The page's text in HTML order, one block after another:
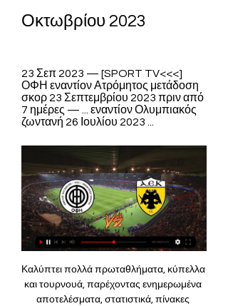
Οκτωβρίου 2023
23 Σεπ 2023 — [SPORT TV<<<]
ΟΦΗ εναντίον Ατρόμητος μετάδοση
σκορ 23 Σεπτεμβρίου 2023 πριν από
7 ημέρες — ... εναντίον Ολυμπιακός
ζωντανή 26 Ιουλίου 2023 ...
Καλύπτει πολλά πρωταθλήματα, κύπελλα και τουρνουά, παρέχοντας ενημερωμένα αποτελέσματα, στατιστικά, πίνακες πρωταθλημάτων και πληροφορίες για τους αγώνες. Θα βρείτε live αγώνες για όλα τα ελληνικά πρωταθλήματα Super League, Super League 2, Greek Cup, Super League Women, U19 Super League, Γ' Εθνική αλλά και τα δημοφιλή όπως UEFA Champions League, UEFA Europa League, Premier League, LaLiga, Bundesliga, Serie A, Ligue 1. Επίσης, προσφέρουμε 3D ζωντανές οπτικοποιήσεις σε πραγματικό χρόνο παρέχοντας μια μοναδική εμπειρία στον επισκέπτη μεταφέροντας στην οθόνη του με play-by-play όλα όσα συμβαίνουν στον αγώνα. Συνολικά, το MagicGoals παρέχει όλες τις απαραίτητες πληροφορίες για τους λάτρεις του ποδοσφαίρου. Παρέχουμε τις πιο πολύτιμες πληροφορίες (ζωντανά αποτελέσματα, βαθμολογίες, σερί, στατιστικά αγώνων, συγκρίσεις ομάδων, κορυφαίοι σκόρερ και πολλά άλλα) για 21 αθλήματα! Παρακολούθησε ζωντανά ποδόσφαιρο, μπάσκετ κλπ με καταπληκτικά γραφικά και την πιο γρήγορη live ενημέρωση. 

ΟΦΗ live scores, αποτελέσματα, πρόγραμμα, ΟΦΗ - ΑΕΚ live | ΠΟΔΟΣΦΑΙΡΟ, ΕλλάδαΒΟΗΘΕΙΑ: Βρίσκεστε στην σελίδα με τα σκορ της ομάδας ΟΦΗ, στο τμήμα ΠΟΔΟΣΦΑΙΡΟ/Ελλάδα. Το Flashscore. gr προσφέρει ζωντανά σκορ, τελικά και επί μέρους αποτελέσματα, βαθμολογίες και λεπτομέρειες αγώνων (σκόρερ, κόκκινες & κίτρινες κάρτες, σύγκριση αποδόσεων, κτλ) για την ομάδα ΟΦΗ. Εκτός από τα σκορ της ομάδας ΟΦΗ, μπορείτε να παρακολουθήσετε 1000+ διοργανώσεις ποδοσφαίρου από 90+ χώρες σε όλο τον κόσμο, μέσω του Flashscore. 

Ο Παπάζογλου είναι η μοναδική απουσία των γηπεδούχων 20:29 Ξεκινάει εντός ολίγου το ματς, στον αγωνιστικό χώρο οι δύο ομάδες. 20:31 Όρκος νίκης από τους παίκτες των δύο ομάδων στο "Γεντί Κουλέ". 20:33 1' Κεφαλιά του Πόνσε, έπειτα από εκτέλεση κόρνερ, η μπάλα πάνω από την εστία του Σωτηρίου 20:35 3' Απειλεί ο ΟΦΗ! Ο Μιχόγεβιτς βρήκε την μπάλα σε μια αναμπουμπούλα, αλλά αυτή σταμάτησε στον Τσόσιτς, που έδιωξε 20:36 4' Καλή στιγμή για τον ΟΦΗ. 

(ζωντανά hd) Άρης Κηφισιά και ζωντανή μετάδοση 1 Λαμία - ΟΦΗ 2-1 τελικό σκορ. SD. SDNA. 06:55. 90+4' Λήξη στο. [[ΖΩΝΤΑΝΉ ΜΕΤΆΔΟΣΗ-]] Ντιναμό εναντίον ΑΕΚ Αθηνών μεταδόσεις σήμερα TV της Superleague. Στα ...

ΟΦΗ-ΑΕΚ LIVESkip to primary navigation Skip to main content Live ΟΦΗ-ΑΕΚ για την 7η αγωνιστική της Superleague την Δευτέρα 2 Οκτωβρίου στις 20:00. Παρακολούθησε τον αγώνα στο magicgoals με Live streaming περιγραφή και με Play-by-Play Real-time Visualization μαζί με όλα τα αναλυτικά στατιστικά του ματς. Ποιος θα κερδίσει; Ζήσε όλη την δράση της ΑΕΚ με τον ΟΦΗ με 3D γραφική απεικόνιση, στατιστική ανάλυση και παρουσίαση όλων των συμβάντων online στην οθόνη σου. Μείνε ενημερωμένος για την αγαπημένη σου ομάδα σε απευθείας σύνδεση με την ζωντανή εξέλιξη του αγώνα και σε όποια συσκευή επιθυμείς και απόλαυσε την δράση χάρη στην ευχρηστία που σου προσφέρει το magicgoals. live Ακολούθησε τα links για να ανακαλύψεις ζωντανά γεγονότα: *ισχύουν όροι και προϋποθέσεις | ΕΕΕΠ | 21+ | Παίξε Υπεύθυνα Τα μεγάλα ντέρμπι σε Live Streaming Δες τον αγώνα ζωντανά από κινητό Τεράστια συλλογή Live παιχνιδιών Μπορώ να παρακολουθήσω αγώνες με ζωντανή εικόνα; Φυσικά! Ενημερώσου για τις 7 καλύτερες πλατφόρμες που προσφέρουν καθημερινά live streaming σε ένα μεγάλο αριθμό αθλητικών γεγονότων από όλα τα πρωταθλήματα και όλες τις μεγάλες διοργανώσεις. 

[LIVE Ζω!] ΠΑΟΚ vs Παναθηναϊκός Live Streaming - Κανάλι πριν από 7 ώρες — ΑΕΚ Αθήνα ζωντανή 2022 25 Σεπτεμβρίουπριν από Panathinaikos - PAOK Ζωντανή μετάδοση Super Cup πριν από 2 ημέρες — ΠΑΟΚ ...

15/09/2023 - 10:54 Η ΚΕΔ γνωστοποίησε τους διαιτητές που θα "σφυρίξουν" τους αγώνες της 4ης αγωνιστικής της Super League. 14/09/2023 - 17:04 Ο διεθνής Κοσταρικανός μπηκε στις προπονήσεις του Άρη-Μέρος του προγράμματος ακολούθησε ο Εμβοντό 14/09/2023 - 15:20 Ο Γιώργος Δεληζήσης γύρισε στον Άρη-Κλείνει την καριέρα του στους Κίτρινους όπως είχε πει σε συνέντευξή του στη NOVA 14/09/2023 - 14:20 Το ΠΑΟΚ-Άρης (17/9, 20:30) έχει μία ακόμη ιδιαιτερότητα για δύο από τα νέα πρόσωπα του παιχνιδιού 14/09/2023 - 12:30 Ανεβάζουν ρυθμούς οι «Κιτρινόμαυροι» εν όψει του κυριακάτικου - εκτός έδρας - ντέρμπι με τον «Δικέφαλο» (Γήπεδο Τούμπας, 20:30, NOVA SPORTS PRIME) 13/09/2023 - 14:39 Ο Άρης έκλεισε το καλοκαιρινό μεταγραφικό παζάρι, κι ενώ ακόμη τρέχει η αγορά ελεύθερων παικτών, ανεβάζοντας την ποδοσφαιρική χρηματιστηριακή του αξία σε σχέση με την ίδια περίοδο πέρυσι - Ποια τα οικονομικά δεδομένα του ρόστερ 13/09/2023 - 11:36 Η νταμπλούχος Ελλάδας, ΑΕΚ ολοκλήρωσε τις μεταγραφικές της κινήσεις και το Novasports. 

Ημίχρονο στο Ηράκλειο. ΟΦΗ-ΑΕΚ 0-2 Η Ένωση ήταν το απόλυτο αφεντικό της αναμέτρησης στο πρώτο μέρος και έβαλε γερές βάσεις για τη νίκη. Ο Μπακασέτας άνοιξε το σκορ στο 20' με δυνατό σουτ και ο Γκάλο ζευγάρωσε τα τέρματα της ομάδας του στο 32' με εκτέλεση φάουλ. Λίγο πριν, ο Κομεσίδης άφησε την ομάδα του με δέκα, καθώς σταμάτησε αντικανονικά τον Κλωναρίδη, που έβγαινε φάτσα με τον Σωτηρίου. 21:34 Έναρξη στο δεύτερο μέρος! 21:43 53' Σουτ του Κυριακίδη, μπλόκαρε ο Μπάρκας. 54' Καλή στιγμή για τον ΟΦΗ. Κεφαλιά του Αραβίδη, σε ετοιμότητα ο Μπάρκας 21:47 58' Αλλαγή για την ΑΕΚ. Γιαννιώτας αντί Κλωναρίδη 21:49 60' Επίθεση για τον ΟΦΗ, που έδειχνε να είναι με καλές προϋποθέσεις, αλλά ήταν offside ο Πλατέλλας 21:51 Πιο καλό το πρόσωπο του ΟΦΗ στο δεύτερο μέρος. 

[[ΒΛΈΠΩ ΤΗΛΕΌΡΑΣΗ*]++] Ρέιντζερς εναντίον Ολυμπιακός TO EMPOWER, UPLIFT, AND PROVIDE AID TO COMMUNITIES IN OKLAHOMA. WITH LEADERSHIP THROUGH CIVIC ENGAGEMENT, EDUCATIONAL OUTREACH, HEALTH AND WELLNESS, AND ...

21:07 35' Πολύ μεγάλη ευκαιρία για την ΑΕΚ. Γύρισμα του Μάνταλου (που θα μπορούσε να τελειώσει μόνος του τη φάση) μέσα στην περιοχή, για τον Πόνσε, που δεν μπόρεσε να βρει την μπάλα. Ήταν offside ο Αργεντινός. 21:08 36' Κίτρινη ο Γαλανόπουλος, για φάουλ στον Πλατέλλα 21:09 21:11 39' Διπλή προσπάθεια (η μια με το αριστερό, η άλλη με το δεξί) του Μπακασέτα, η μπάλα εκτός. 21:12 Ο Γκάλο λίγο πριν κάνει το 2-0 21:17 21:18 Ένα λεπτό οι καθυστερήσεις, που ήδη μετράνε... 

grΧρόνος ανάγνωσης: 1 λεπτό Άρης – ΠΑΟΚ και ντέρμπι Θεσσαλονίκης περιλαμβάνει το σημερινό πρόγραμμα της 3ης αγωνιστικής της Super League 1, με τις δύο ομάδες να τίθενται αντιμέτωπες στις 21:30 στο Κλεάνθης Βικελίδης. [[LIVE SPORT]] ΟΦΗ ΠΑΟΚ ζωντανή 03/09/2023 3 Σεπ 2023 — ΠΑΟΚ και ζωντανή μετάδοση 3 Σεπτεμβρίου 2023 12 Νοε 2022 — Σας ΟΦΗ ΠΑΟΚ LIVE STREAMING: Ο ΠΑΟΚ Μέσα στο οκτώ. ΟΦΗ - ΠΑΟΚ live streaming ΠΑΟΚ Άρης Live Streaming: Τα σενάρια για την 2η θέση Τι πρέπει να γίνει για να έχουμε αλλαγή στην 2η θέση της βαθμολογίας; Απλά δύο διπλά! Δηλαδή να νικήσει ο Αρης μέσα στην Τούμπα τον ΠΑΟΚ και η ΑΕΚ τον Ολυμπιακό μέσα στο Καραϊσκάκης. 

OFI Crete - AEK Athens ζωντανά σκορ, H2H και Συνθέσεις πριν από 47 δευτερόλεπτα — (ΣΕ ΣΎΝΔΕΣΗ==) ΟΦΗ εναντίον ΑΕΚ μετάδοση 2 Οκτωβρίου 2023 5 Μαρ 2023 — Ενδιαφέρουσα αναμέτρηση στην Κρήτη όπου ο ΟΦΗ υποδέχεται την ΑΕΚ στο ...

Σέντρα του Ποτουρίδη, κεφαλιά του Σασί από καλή θέση, αλλά η μπάλα έφυγε εκτός. 20:38 Φάουλ από τα αριστερά για την ΑΕΚ 20:39 8' Εκτέλεσε με φάλτσα ο Μάνταλος, έδιωξε σε κόρνερ ο Σωτηρίου 8' Πολύ καλή στιγμή για την ΑΕΚ. Κεφαλιά του Πόνσε, από πολύ καλή θέση και η μπάλα άουτ. 20:41 20:42 20:43 12' Πολύ μεγάλη ευκαιρία για την ΑΕΚ. Ο Μάνταλος εκτέλεσε φάουλ από τ' αριστερά, ο Πόνσε έκανε την προβολή στην καρδιά της αντίπαλης άμυνας και αστόχησε. 

(Ζωντανή μετάδοση>>) Παναθηναϊκός εναντίον ΑΕΚ Αθήνα OFI Crete AEK Athens ζωντανά αποτελέσματα (και ζωντανή μετάδοση, live streaming βίντεο του αγώνα) ξεκινάνε την 2 Οκτ 2023 στις 5:00 μ εναντίον AEK Athens ...

(((ζω*))) ΟΦΗ εναντίονΠΑΟΚ - Άρης Live Streaming ▶️ Ώρα και Κανάλι μετάδοσης πριν από 21 ώρες — Το τηλεοπτικό κανάλι Novasports Prime είναι αυτό που θα καλύψει σε ζωντανή μετάδοση του ντέρμπι της Θεσσαλονίκης. ΠΑΟΚ – Άρης Κανάλι 26Ο Ισπανός μεσοεπιθετικός του Άρη είχε τραυματιστεί στο παιχνίδι Κυπέλλου, Αρης-Ολυμπιακός 16/09/2023 - 17:10 Σε μεγάλη συνέντευξή της στην ιστοσελίδα sportpress24. 

16/09/2023 - 10:16 Ο Γιώργος Δεληζήσης, στις δηλώσεις που έκανε σήμερα (15/9) αποκλειστικά στη NOVA για το ερχόμενο ντέρμπι του Άρη με τον ΠΑΟΚ, σχολίασε τα συναισθήματά του για την επιστροφή του στο "Κλ. Βικελίδης", αλλά και την ειδική προετοιμασία των "κίτρινων" για το κλάσικο 15/09/2023 - 20:42 Ο Άκης Μάντζιος, στις δηλώσεις που έκανε σήμερα (15/9) αποκλειστικά στη NOVA για το ερχόμενο ντέρμπι του Άρη με τον ΠΑΟΚ, στάθηκε στο ιδιαίτερο στοιχείο, που πρέπει να διαθέτει η ομάδα του στο κλάσικο, περνώντας το μήνυμα στους παίκτες του - Τι είπε για το ρόστερ των "κίτρινων" 15/09/2023 - 17:50 Ο Άκης Μάντζιος θα περιμένει μέχρι και αύριο (16/9), για να αποφασίσει, αν συμπεριλάβει ή όχι στο πλάνο του για το ντέρμπι με τον ΠΑΟΚ τον Ζαν Ζουλς Εμβοντό - Ο Γιώργος Δεληζήσης επέστρεψε και δίνει τέμπο στα "κίτρινα" αποδυτήρια εν όψει Τούμπας 15/09/2023 - 16:36 Τα εθνικά πρωταθλήματα επιστρέφουν στην αγωνιστική δράση και οι συνδρομητές θα απολαύσουν μοναδικό θέαμα στο Novasports! 15/09/2023 - 13:50 Κορυφώνεται η προετοιμασία του Άρη για το ντέρμπι με τον ΠΑΟΚ στην Τούμπα. 

ΟΦΗ-ΑΕΚ20:14 Καλησπέρα σας! Μαζί θα παρακολουθήσουμε την εξέλιξη της αναμέτρησης, ΟΦΗ-ΑΕΚ, για την 5η αγωνιστική της Super League, που είναι προγραμματισμένη για τις 20:30 20:15 Η αναμέτρηση θα καλυφθεί τηλεοπτικά από το Novasports2 και φυσικά ραδιοφωνικά από το ΣΠΟΡ FM 94, 6. Πάμε αρχικά να δούμε τις συνθέσεις των δύο ομάδων... 20:17 ΑΕΚ (Μαρίνος Ουζουνίδης): Μπάρκας, Λόπες, Τσιγκρίνσκι, Τσόσιτς, Γκάλο, Σιμόες, Γαλανόπουλος, Μάνταλος, Μπακασέτας, Κλωναρίδης, Πόνσε. ΟΦΗ (Νίκος Παπαδόπουλος): Σωτηρίου, Κομεσίδης, Ποτουρίδης, Μιχόγεβιτς, Κοροβέσης, Μπολάκης, Παπαστεριανός, Κυριακίδης, Σασί, Πλατέλλας, Αραβίδης. 20:20 Στον πάγκο των γηπεδούχων: Στρέζος, Νάστος, Ντίνας, Κουτσιανικούλης, Βουό, Κοιλιάρας, Νέιρα. 

RPNA Community Benefits Coalition πριν από 4 ημέρες — Ζίβκοβιτς, Ολιβέιρα, Μπράντον». (ΡΕΎΜΑ*) ΠΑΟΚ εναντίον Άρης και ζωντανή vs ΛΕΒΑΔΕΙΑΚΟΣ - PRIME SPORT SUPER LEAGUE 1 2022-2023. (((ζω*))) Οι αποστολές των δύο ομάδων Για τον ΠΑΟΚ, ο Ράζβαν Λουτσέσκου δεν μπορεί να υπολογίζει μονάχα στους Μάρκος Αντόνιο και Φιλίπε Σοάρε